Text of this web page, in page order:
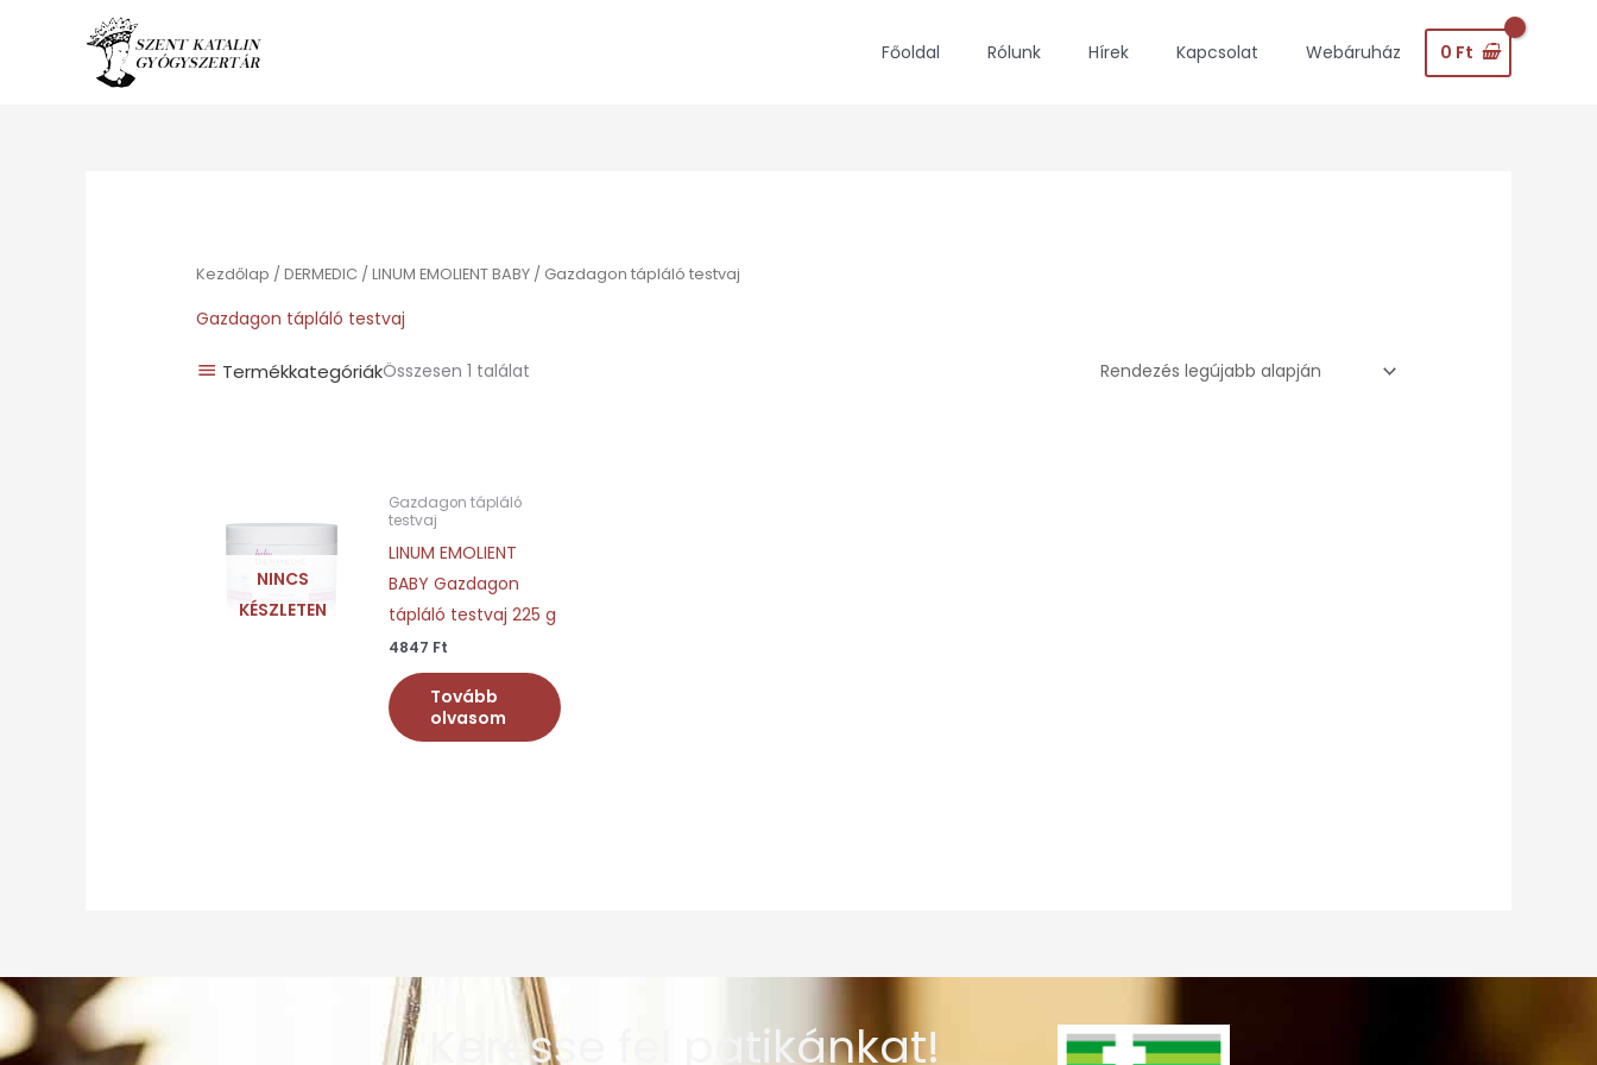
tartalomhoz
Főoldal Rólunk Hírek Kapcsolat Webáruház 0 Ft
Kezdőlap /DERMEDIC /LINUM EMOLIENT BABY / Gazdagon tápláló testvaj
Gazdagon tápláló testvaj
TermékkategóriákÖsszesen 1 találat
NINCS
KÉSZLETEN
Gazdagon tápláló
testvaj
LINUM EMOLIENT
BABY Gazdagon
tápláló testvaj 225 g
4847 Ft
Tovább
olvasom
Keresse fel patikánkat!